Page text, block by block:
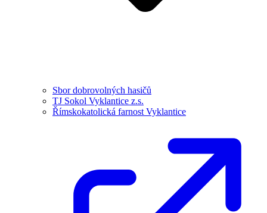
Sbor dobrovolných hasičů
TJ Sokol Vyklantice z.s.
Římskokatolická farnost Vyklantice